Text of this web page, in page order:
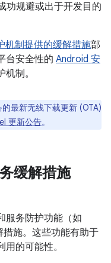
功规避或出于开发目的
机制提供的缓解措施部
台安全性的 Android 安
制。
最新无线下载更新 (OTA)
更新公告。
缓解措施
服务防护功能（如
措施。这些功能有助于
的可能性。